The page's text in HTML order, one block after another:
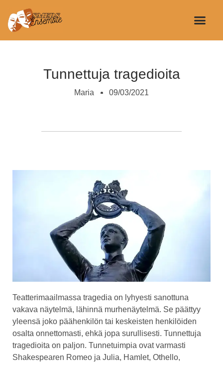
Tunnettuja tragedioita
Maria 09/03/2021
Teatterimaailmassa tragedia on lyhyesti sanottuna
vakava näytelmä, lähinnä murhenäytelmä. Se päättyy
yleensä joko päähenkilön tai keskeisten henkilöiden
osalta onnettomasti, ehkä jopa surullisesti. Tunnettuja
tragedioita on paljon. Tunnetuimpia ovat varmasti
Shakespearen Romeo ja Julia, Hamlet, Othello,